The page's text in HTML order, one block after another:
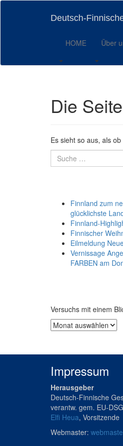
Skip
Deutsch-
HOME Über
Die
Es sieht so aus, als
Suche
nach:
Finnland zum
glücklichste
Finnland-
Finnischer
Eilmeldung
Vernissage
FARBEN am
Versuchs mit einem
Archive
Impressum
Herausgeber
Deutsch-Finnische
verantw. gem. EU-
Elfi Heua, Vorsitzende
Webmaster: